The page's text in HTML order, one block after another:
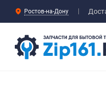
Ростов-на-Дону